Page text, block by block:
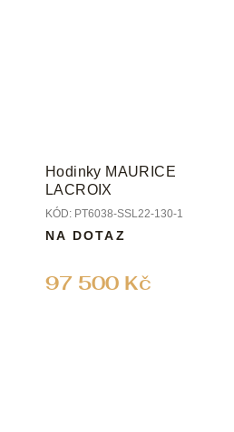
Hodinky MAURICE
LACROIX
KÓD: PT6038-SSL22-130-1
97 500 Kč
NA DOTAZ